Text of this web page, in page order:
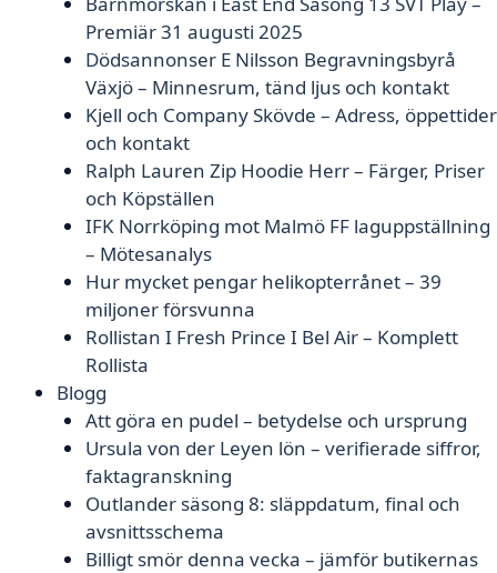
Premiär 31 augusti 2025
Dödsannonser E Nilsson Begravningsbyrå
Växjö – Minnesrum, tänd ljus och kontakt
Kjell och Company Skövde – Adress, öppettider
och kontakt
Ralph Lauren Zip Hoodie Herr – Färger, Priser
och Köpställen
IFK Norrköping mot Malmö FF laguppställning
– Mötesanalys
Hur mycket pengar helikopterrånet – 39
miljoner försvunna
Rollistan I Fresh Prince I Bel Air – Komplett
Rollista
Blogg
Att göra en pudel – betydelse och ursprung
Ursula von der Leyen lön – verifierade siffror,
faktagranskning
Outlander säsong 8: släppdatum, final och
avsnittsschema
Billigt smör denna vecka – jämför butikernas